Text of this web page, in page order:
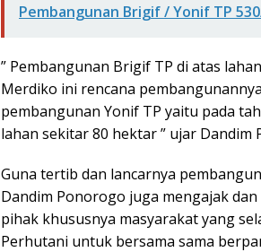
Pembangunan Brigif / Yonif TP
” Pembangunan Brigif TP di atas
Merdiko ini rencana
pembangunan Yonif TP yaitu pada
lahan sekitar 80 hektar ” ujar Dandim
Guna tertib dan lancarnya
Dandim Ponorogo juga mengajak
pihak khususnya masyarakat yang
Perhutani untuk bersama sama